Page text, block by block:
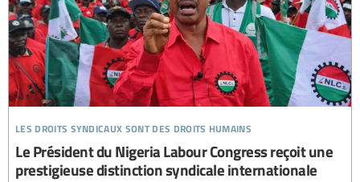
les droits syndicaux sont des droits humains
Le Président du Nigeria Labour Congress reçoit une
prestigieuse distinction syndicale internationale